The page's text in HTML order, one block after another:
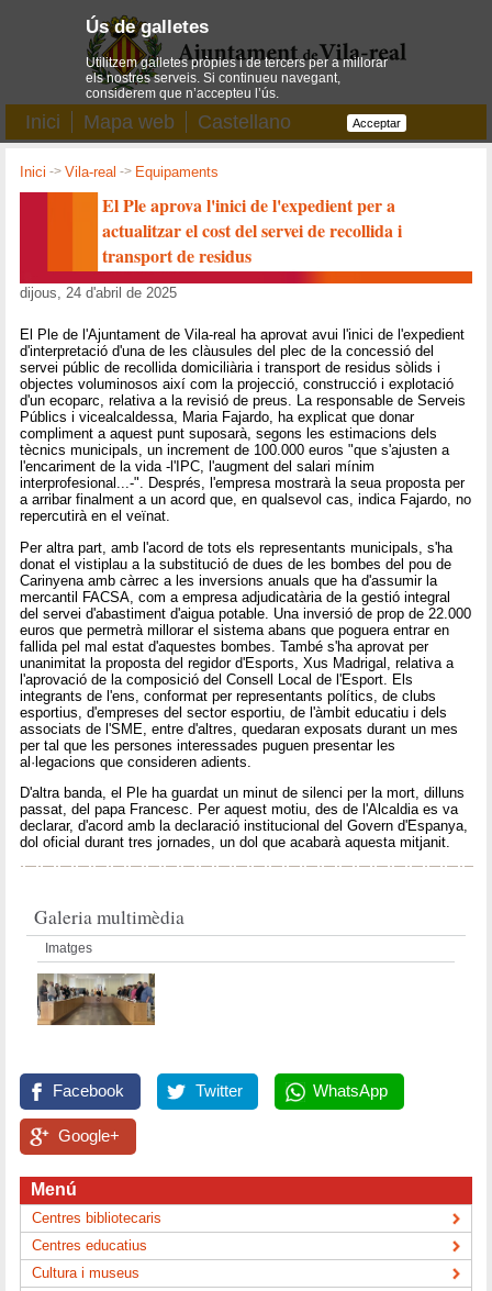
Inici Mapa web Castellano
Inici ->Vila-real -> Equipaments
El Ple aprova l'inici de l'expedient per a
actualitzar el cost del servei de recollida i
transport de residus
dijous, 24 d'abril de 2025
El Ple de l'Ajuntament de Vila-real ha aprovat avui l'inici de l'expedient
d'interpretació d'una de les clàusules del plec de la concessió del
servei públic de recollida domiciliària i transport de residus sòlids i
objectes voluminosos així com la projecció, construcció i explotació
d'un ecoparc, relativa a la revisió de preus. La responsable de Serveis
Públics i vicealcaldessa, Maria Fajardo, ha explicat que donar
compliment a aquest punt suposarà, segons les estimacions dels
tècnics municipals, un increment de 100.000 euros "que s'ajusten a
l'encariment de la vida -l'IPC, l'augment del salari mínim
interprofesional...-". Després, l'empresa mostrarà la seua proposta per
a arribar finalment a un acord que, en qualsevol cas, indica Fajardo, no
repercutirà en el veïnat.
Per altra part, amb l'acord de tots els representants municipals, s'ha
donat el vistiplau a la substitució de dues de les bombes del pou de
Carinyena amb càrrec a les inversions anuals que ha d'assumir la
mercantil FACSA, com a empresa adjudicatària de la gestió integral
del servei d'abastiment d'aigua potable. Una inversió de prop de 22.000
euros que permetrà millorar el sistema abans que poguera entrar en
fallida pel mal estat d'aquestes bombes. També s'ha aprovat per
unanimitat la proposta del regidor d'Esports, Xus Madrigal, relativa a
l'aprovació de la composició del Consell Local de l'Esport. Els
integrants de l'ens, conformat per representants polítics, de clubs
esportius, d'empreses del sector esportiu, de l'àmbit educatiu i dels
associats de l'SME, entre d'altres, quedaran exposats durant un mes
per tal que les persones interessades puguen presentar les
al·legacions que consideren adients.
D'altra banda, el Ple ha guardat un minut de silenci per la mort, dilluns
passat, del papa Francesc. Per aquest motiu, des de l'Alcaldia es va
declarar, d'acord amb la declaració institucional del Govern d'Espanya,
dol oficial durant tres jornades, un dol que acabarà aquesta mitjanit.
Galeria multimèdia
Imatges
Facebook Twitter WhatsApp
Google+
Menú
Centres bibliotecaris
Centres educatius
Cultura i museus
Ús de galletes
Utilitzem galletes pròpies i de tercers per a millorar
els nostres serveis. Si continueu navegant,
considerem que n’accepteu l’ús.
Acceptar